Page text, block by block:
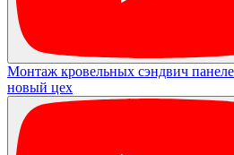
Монтаж кровельных сэндвич
новый цех